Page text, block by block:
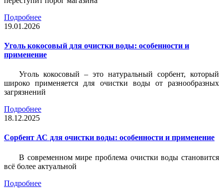
Подробнее
19.01.2026
Уголь кокосовый для очистки воды: особенности и
применение
Уголь кокосовый – это натуральный сорбент, который
широко применяется для очистки воды от разнообразных
загрязнений
Подробнее
18.12.2025
Сорбент АС для очистки воды: особенности и применение
В современном мире проблема очистки воды становится
всё более актуальной
Подробнее